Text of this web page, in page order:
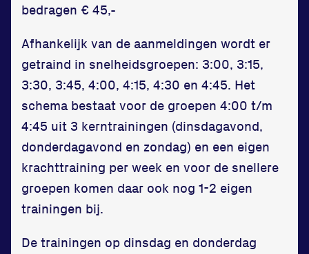
Locatie
Sportpark Reeweg
Bekijk locatie
Informatie
bedragen € 45,-
Afhankelijk van de aanmeldingen wordt er
getraind in snelheidsgroepen: 3:00, 3:15,
3:30, 3:45, 4:00, 4:15, 4:30 en 4:45. Het
schema bestaat voor de groepen 4:00 t/m
4:45 uit 3 kerntrainingen (dinsdagavond,
donderdagavond en zondag) en een eigen
krachttraining per week en voor de snellere
groepen komen daar ook nog 1-2 eigen
trainingen bij.
De trainingen op dinsdag en donderdag